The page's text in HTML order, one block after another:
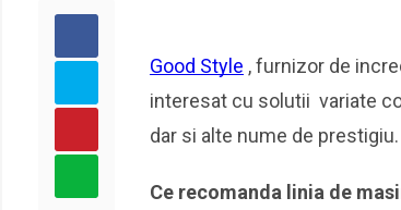
Good Style , furnizor de
interesat cu solutii variate
dar si alte nume de prestigiu.
Ce recomanda linia de